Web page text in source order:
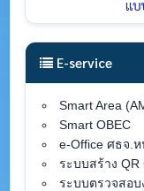
E-service
Smart Area
Smart OBEC
e-Office ศธจ.
ระบบสร้าง QR
ระบบตรวจสอ